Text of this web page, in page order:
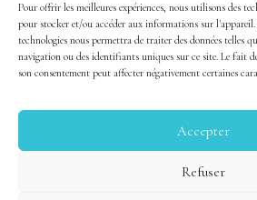
Pour offrir les meilleures expériences, nous utilisons des
pour stocker et/ou accéder aux informations sur l'appareil.
technologies nous permettra de traiter des données telles
navigation ou des identifiants uniques sur ce site. Le fait
son consentement peut affecter négativement certaines
Accepter
Refuser
Tous droits réservés 1983-2020 FSAL